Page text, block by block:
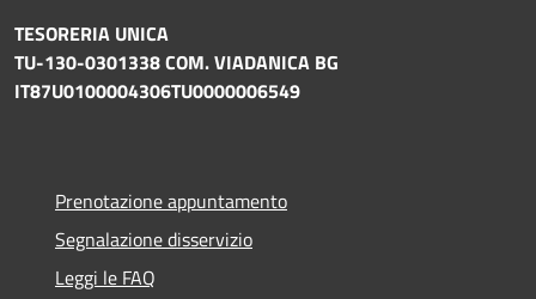
TESORERIA UNICA
TU-130-0301338 COM. VIADANICA BG
IT87U0100004306TU0000006549
Prenotazione appuntamento
Segnalazione disservizio
Leggi le FAQ